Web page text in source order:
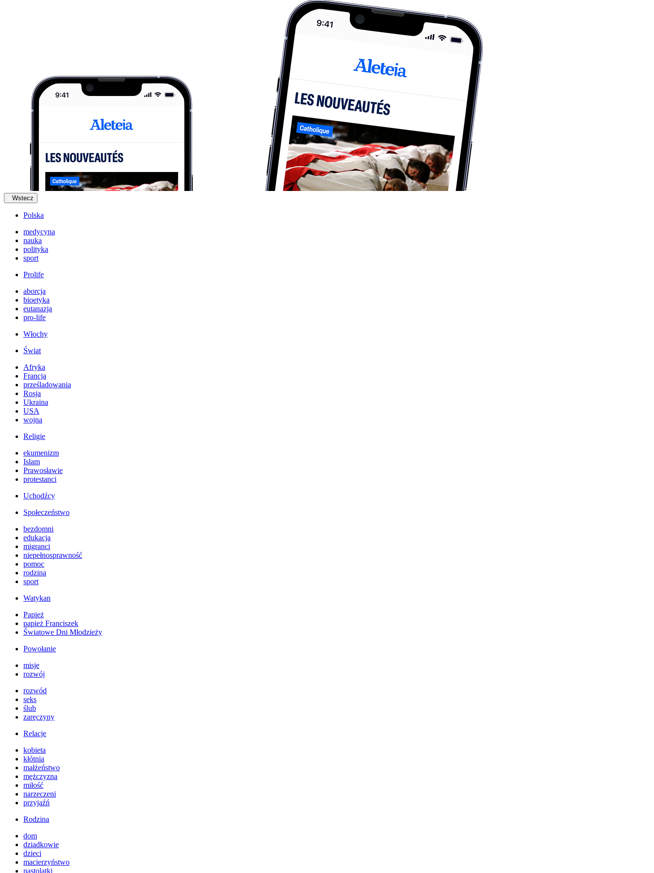
Wstecz
Polska
medycyna
nauka
polityka
sport
Prolife
aborcja
bioetyka
eutanazja
pro-life
Włochy
Świat
Afryka
Francja
prześladowania
Rosja
Ukraina
USA
wojna
Religie
ekumenizm
Islam
Prawosławie
protestanci
Uchodźcy
Społeczeństwo
bezdomni
edukacja
migranci
niepełnosprawność
pomoc
rodzina
sport
Watykan
Papież
papież Franciszek
Światowe Dni Młodzieży
Powołanie
misje
rozwój
rozwód
seks
ślub
zaręczyny
Relacje
kobieta
kłótnia
małżeństwo
mężczyzna
miłość
narzeczeni
przyjaźń
Rodzina
dom
dziadkowie
dzieci
macierzyństwo
nastolatki